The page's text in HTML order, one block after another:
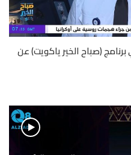
(صباح الخير ياكويت) عن